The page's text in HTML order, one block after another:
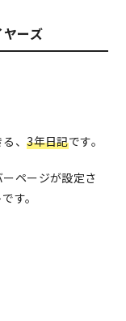
ヤーズ
る、3年日記です。
ページが設定さ
す。